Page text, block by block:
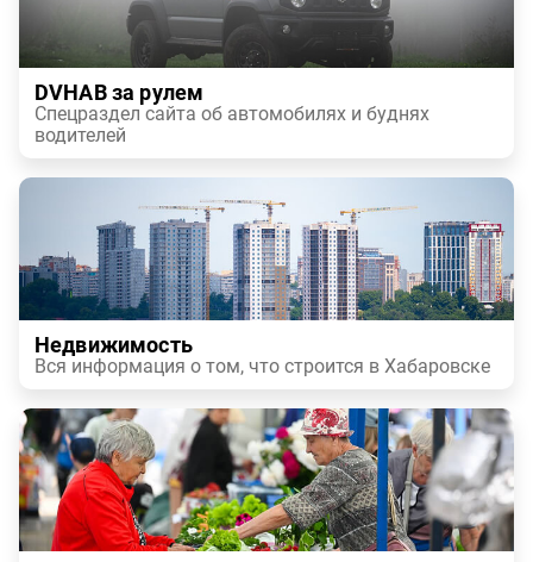
DVHAB за рулем
Спецраздел сайта об автомобилях и буднях
водителей
Недвижимость
Вся информация о том, что строится в Хабаровске